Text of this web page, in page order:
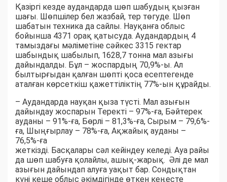
Қазіргі кезде аудандарда шөп шабудың қызған
шағы. Шөпшілер бел жазбай, тер төгуде. Шөп
шабатын техника да сайлы. Науқанға облыс
бойынша 4371 орақ қатысуда. Аудандардың 4
тамыздағы мәліметіне сәйкес 3315 гектар
шабындық шабылып, 1628,7 тонна мал азығы
дайындалды. Бұл – жоспардың 70,9%-ы. Ал
былтырғыдан қалған шөпті қоса есептегенде
аталған көрсеткіш қажеттіліктің 77%-ын құрайды.
– Аудандарда науқан қыза түсті. Мал азығын
дайындау жоспарын Теректі – 97%-ға, Бәйтерек
ауданы – 91%-ға, Бөрлі – 81,3%-ға, Сырым – 79,6%-
ға, Шыңғырлау – 78%-ға, Ақжайық ауданы –
76,5%-ға
жеткізді. Басқалары сәл кейіндеу келеді. Ауа райы
да шөп шабуға қолайлы, ашық-жарық. Әлі де мал
азығын дайындап алуға уақыт бар. Сондықтан
күні кеше облыс әкімдігінде өткен кеңесте